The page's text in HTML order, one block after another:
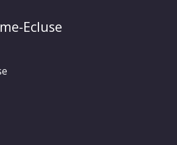
Ecluse